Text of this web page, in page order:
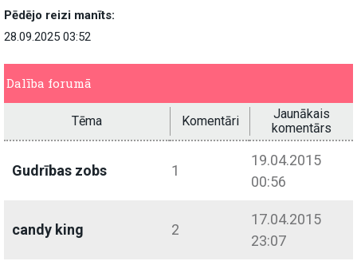
Pēdējo reizi manīts:
28.09.2025 03:52
Dalība forumā
Tēma Komentāri
Jaunākais
komentārs
Gudrības zobs 1
19.04.2015
00:56
candy king 2
17.04.2015
23:07